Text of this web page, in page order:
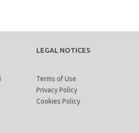
LEGAL NOTICES
Terms of Use
Privacy Policy
Cookies Policy